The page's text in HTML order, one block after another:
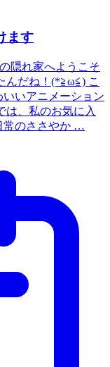
ます
隠れ家へようこそ
んだね！(*≧ω≦) こ
いアニメーション
は、私のお気に入
常のささやか …